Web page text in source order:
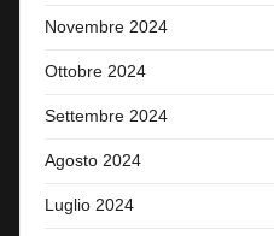
Novembre 2024
Ottobre 2024
Settembre 2024
Agosto 2024
Luglio 2024